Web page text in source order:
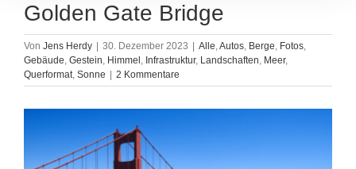
Golden Gate Bridge
Von Jens Herdy 30. Dezember 2023 Alle,Autos, Berge, Fotos,
Gebäude, Gestein, Himmel , Infrastruktur, Landschaften, Meer,
Querformat, Sonne 2 Kommentare